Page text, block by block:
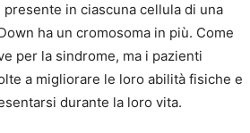
in ciascuna cellula di una
ha un cromosoma in più. Come
per la sindrome, ma i pazienti
a migliorare le loro abilità fisiche e
durante la loro vita.